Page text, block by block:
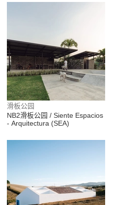
滑板公园
NB2滑板公园 / Siente Espacios
- Arquitectura (SEA)